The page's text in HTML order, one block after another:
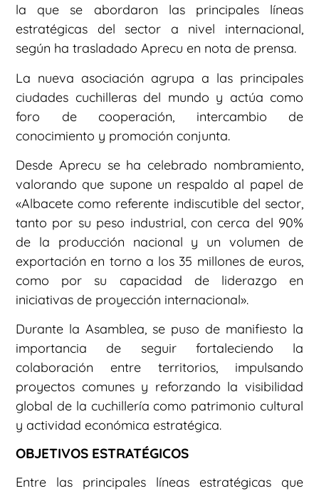
la que se abordaron las principales líneas
estratégicas del sector a nivel internacional,
según ha trasladado Aprecu en nota de prensa.
La nueva asociación agrupa a las principales
ciudades cuchilleras del mundo y actúa como
foro de cooperación, intercambio de
conocimiento y promoción conjunta.
Desde Aprecu se ha celebrado nombramiento,
valorando que supone un respaldo al papel de
«Albacete como referente indiscutible del sector,
tanto por su peso industrial, con cerca del 90%
de la producción nacional y un volumen de
exportación en torno a los 35 millones de euros,
como por su capacidad de liderazgo en
iniciativas de proyección internacional».
Durante la Asamblea, se puso de manifiesto la
importancia de seguir fortaleciendo la
colaboración entre territorios, impulsando
proyectos comunes y reforzando la visibilidad
global de la cuchillería como patrimonio cultural
y actividad económica estratégica.
OBJETIVOS ESTRATÉGICOS
Entre las principales líneas estratégicas que